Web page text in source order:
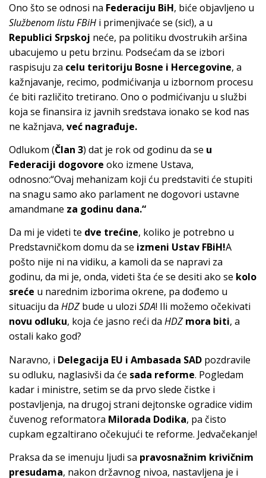
Ono što se odnosi na Federaciju BiH, biće objavljeno u
Službenom listu FBiH i primenjivaće se (sic!), a u
Republici Srpskoj neće, pa politiku dvostrukih aršina
ubacujemo u petu brzinu. Podsećam da se izbori
raspisuju za celu teritoriju Bosne i Hercegovine, a
kažnjavanje, recimo, podmićivanja u izbornom procesu
će biti različito tretirano. Ono o podmićivanju u službi
koja se finansira iz javnih sredstava ionako se kod nas
ne kažnjava, već nagrađuje.
Odlukom (Član 3) dat je rok od godinu da se u
Federaciji dogovore oko izmene Ustava,
odnosno:“Ovaj mehanizam koji ću predstaviti će stupiti
na snagu samo ako parlament ne dogovori ustavne
amandmane za godinu dana.“
Da mi je videti te dve trećine, koliko je potrebno u
Predstavničkom domu da se izmeni Ustav FBiH!A
pošto nije ni na vidiku, a kamoli da se napravi za
godinu, da mi je, onda, videti šta će se desiti ako se kolo
sreće u narednim izborima okrene, pa dođemo u
situaciju da HDZ bude u ulozi SDA! Ili možemo očekivati
novu odluku, koja će jasno reći da HDZ mora biti, a
ostali kako god?
Naravno, i Delegacija EU i Ambasada SAD pozdravile
su odluku, naglasivši da će sada reforme. Pogledam
kadar i ministre, setim se da prvo slede čistke i
postavljenja, na drugoj strani dejtonske ogradice vidim
čuvenog reformatora Milorada Dodika, pa čisto
cupkam egzaltirano očekujući te reforme. Jedvačekanje!
Praksa da se imenuju ljudi sa pravosnažnim krivičnim
presudama, nakon državnog nivoa, nastavljena je i